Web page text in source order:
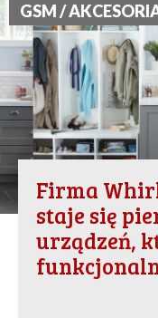
GSM /
Firma
staje się
urządzeń,